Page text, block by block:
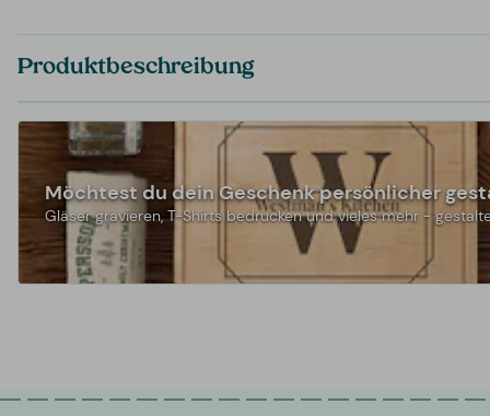
Produktbeschreibung
Möchtest du dein Geschenk persönlicher
Gläser gravieren, T-Shirts bedrucken und vieles mehr -